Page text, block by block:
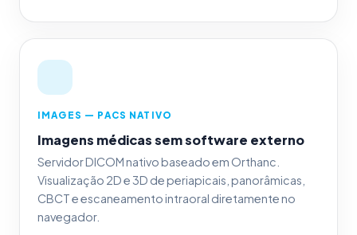
IMAGES — PACS NATIVO
Imagens médicas sem software externo
Servidor DICOM nativo baseado em Orthanc.
Visualização 2D e 3D de periapicais, panorâmicas,
CBCT e escaneamento intraoral diretamente no
navegador.